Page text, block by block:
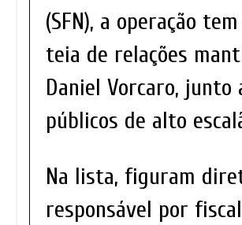
(SFN), a operação
teia de relações
Daniel Vorcaro,
públicos de alto
Na lista, figuram
responsável por